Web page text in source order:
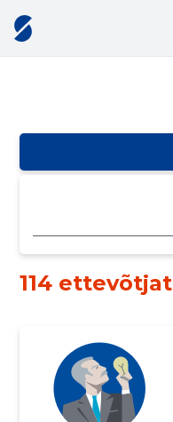
114 ettevõtjat